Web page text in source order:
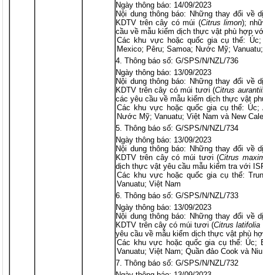
Ngày thông báo: 14/09/2023
Nội dung thông báo: Những thay đổi về
KDTV trên cây có múi (Citruslimon);
cầu về mẫu kiểm dịch thực vật phù hợp
Các khu vực hoặc quốc gia cụ thể:
Mexico; Pêru; Samoa; Nước Mỹ;
Thông báo số: G/SPS/N/NZL/736
Ngày thông báo: 13/09/2023
Nội dung thông báo: Những thay đổi về
KDTV trên cây có múi tươi (Citrus
các yêu cầu về mẫu kiểm dịch thực vật
Các khu vực hoặc quốc gia cụ thể: Úc;
Nước Mỹ; Vanuatu; Việt Nam và New
Thông báo số: G/SPS/N/NZL/734
Ngày thông báo: 13/09/2023
Nội dung thông báo: Những thay đổi về
KDTV trên cây có múi tươi (Citrus
dịch thực vật yêu cầu mẫu kiểm tra với
Các khu vực hoặc quốc gia cụ thể:
Vanuatu; Việt Nam
Thông báo số: G/SPS/N/NZL/733
Ngày thông báo: 13/09/2023
Nội dung thông báo: Những thay đổi về
KDTV trên cây có múi tươi (Citruslatifolia
yêu cầu về mẫu kiểm dịch thực vật phù
Các khu vực hoặc quốc gia cụ thể: Úc;
Vanuatu; Việt Nam; Quần đảo Cook và
Thông báo số: G/SPS/N/NZL/732